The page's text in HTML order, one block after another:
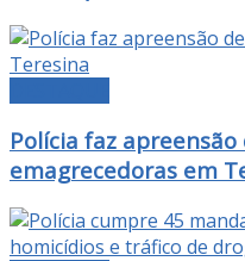
Polícia faz
emagrecedoras em